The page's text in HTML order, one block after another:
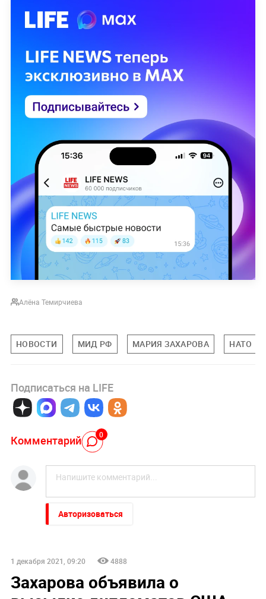
Алёна Темирчиева
НОВОСТИ МИД РФ МАРИЯ ЗАХАРОВА НАТО
Подписаться на LIFE
Комментарий 0
Авторизоваться
1 декабря 2021, 09:20 4888
Захарова объявила о